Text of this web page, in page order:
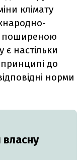
клімату
поширеною
є настільки
до
норми
власну